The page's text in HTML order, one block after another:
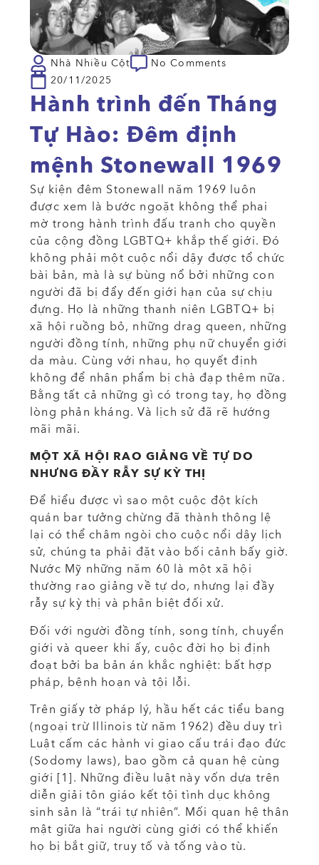
Nhà Nhiều Cột
No Comments
20/11/2025
Hành trình đến Tháng
Tự Hào: Đêm định
mệnh Stonewall 1969
Sự kiện đêm Stonewall năm 1969 luôn
được xem là bước ngoặt không thể phai
mờ trong hành trình đấu tranh cho quyền
của cộng đồng LGBTQ+ khắp thế giới. Đó
không phải một cuộc nổi dậy được tổ chức
bài bản, mà là sự bùng nổ bởi những con
người đã bị đẩy đến giới hạn của sự chịu
đựng. Họ là những thanh niên LGBTQ+ bị
xã hội ruồng bỏ, những drag queen, những
người đồng tính, những phụ nữ chuyển giới
da màu. Cùng với nhau, họ quyết định
không để nhân phẩm bị chà đạp thêm nữa.
Bằng tất cả những gì có trong tay, họ đồng
lòng phản kháng. Và lịch sử đã rẽ hướng
mãi mãi.
MỘT XÃ HỘI RAO GIẢNG VỀ TỰ DO
NHƯNG ĐẦY RẪY SỰ KỲ THỊ
Để hiểu được vì sao một cuộc đột kích
quán bar tưởng chừng đã thành thông lệ
lại có thể châm ngòi cho cuộc nổi dậy lịch
sử, chúng ta phải đặt vào bối cảnh bấy giờ.
Nước Mỹ những năm 60 là một xã hội
thường rao giảng về tự do, nhưng lại đầy
rẫy sự kỳ thị và phân biệt đối xử.
Đối với người đồng tính, song tính, chuyển
giới và queer khi ấy, cuộc đời họ bị định
đoạt bởi ba bản án khắc nghiệt: bất hợp
pháp, bệnh hoạn và tội lỗi.
Trên giấy tờ pháp lý, hầu hết các tiểu bang
(ngoại trừ Illinois từ năm 1962) đều duy trì
Luật cấm các hành vi giao cấu trái đạo đức
(Sodomy laws), bao gồm cả quan hệ cùng
giới [1]. Những điều luật này vốn dựa trên
diễn giải tôn giáo kết tội tình dục không
sinh sản là “trái tự nhiên”. Mối quan hệ thân
mật giữa hai người cùng giới có thể khiến
họ bị bắt giữ, truy tố và tống vào tù.